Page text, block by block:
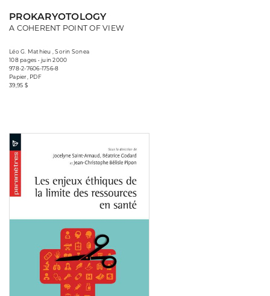
PROKARYOTOLOGY
A COHERENT POINT OF VIEW
Léo G. Mathieu , Sorin Sonea
108 pages • juin 2000
978-2-7606-1756-8
Papier, PDF
39,95 $